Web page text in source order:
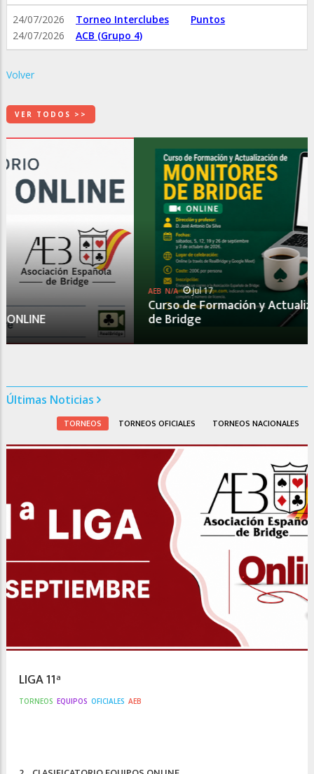
24/07/2026
24/07/2026
Torneo Interclubes
ACB (Grupo 4)
Puntos
Volver
VER TODOS >>
Jul 17
Curso de Formación y Actualización de Monitores
de Bridge
Últimas Noticias
TORNEOS TORNEOS OFICIALES TORNEOS NACIONALES
LIGA 11ª
TORNEOS EQUIPOS OFICIALES AEB